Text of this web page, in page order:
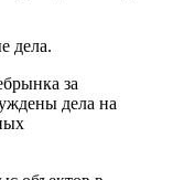
дела.
за
дела на